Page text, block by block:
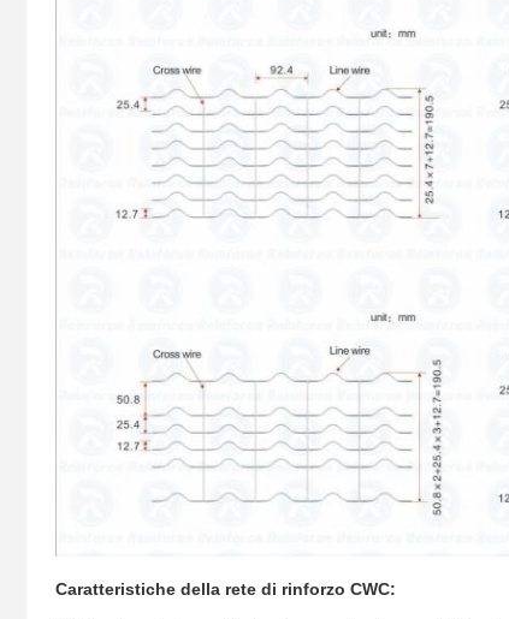
Caratteristiche della rete di rinforzo CWC: